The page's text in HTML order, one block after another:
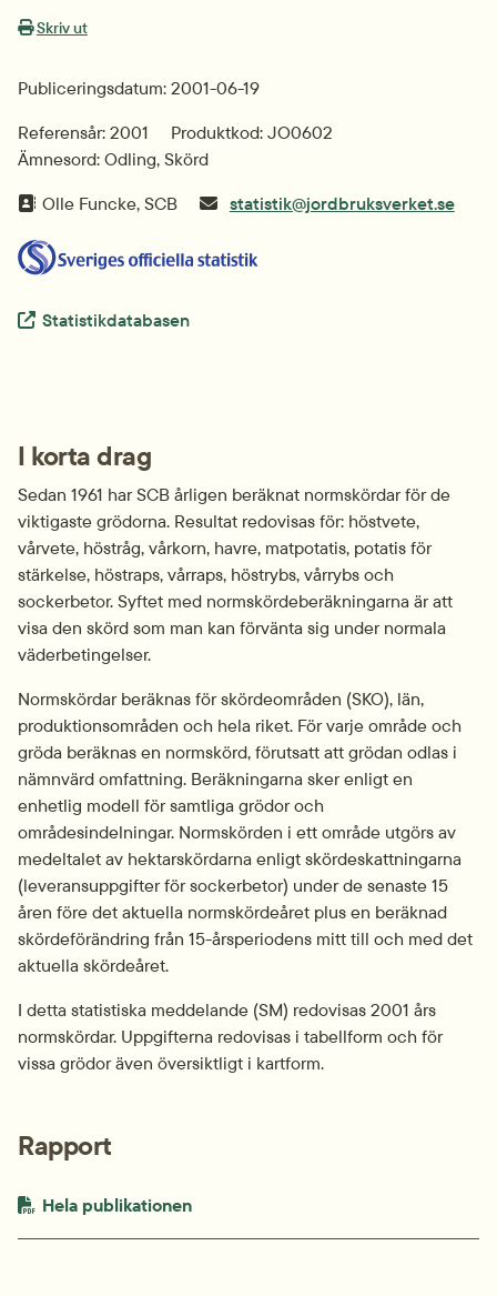
Skriv ut
Publiceringsdatum: 2001-06-19
Referensår: 2001
Produktkod: JO0602
Ämnesord: Odling, Skörd
Olle Funcke, SCB
statistik@jordbruksverket.se
Extern länk.
Statistikdatabasen
I korta drag
Sedan 1961 har SCB årligen beräknat normskördar för de
viktigaste grödorna. Resultat redovisas för: höstvete,
vårvete, höstråg, vårkorn, havre, matpotatis, potatis för
stärkelse, höstraps, vårraps, höstrybs, vårrybs och
sockerbetor. Syftet med normskördeberäkningarna är att
visa den skörd som man kan förvänta sig under normala
väderbetingelser.
Normskördar beräknas för skördeområden (SKO), län,
produktionsområden och hela riket. För varje område och
gröda beräknas en normskörd, förutsatt att grödan odlas i
nämnvärd omfattning. Beräkningarna sker enligt en
enhetlig modell för samtliga grödor och
områdesindelningar. Normskörden i ett område utgörs av
medeltalet av hektarskördarna enligt skördeskattningarna
(leveransuppgifter för sockerbetor) under de senaste 15
åren före det aktuella normskördeåret plus en beräknad
skördeförändring från 15-årsperiodens mitt till och med det
aktuella skördeåret.
I detta statistiska meddelande (SM) redovisas 2001 års
normskördar. Uppgifterna redovisas i tabellform och för
vissa grödor även översiktligt i kartform.
Rapport
PDF-fil.
Hela publikationenpdf, 1.2 MB.